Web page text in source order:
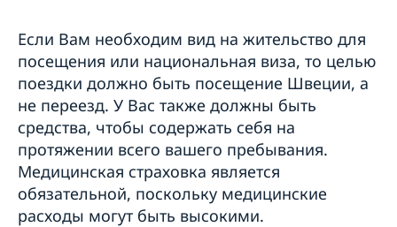
Если Вам необходим вид на жительство для
посещения или национальная виза, то целью
поездки должно быть посещение Швеции, а
не переезд. У Вас также должны быть
средства, чтобы содержать себя на
протяжении всего вашего пребывания.
Медицинская страховка является
обязательной, поскольку медицинские
расходы могут быть высокими.